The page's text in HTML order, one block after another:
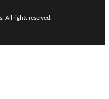
All rights reserved.